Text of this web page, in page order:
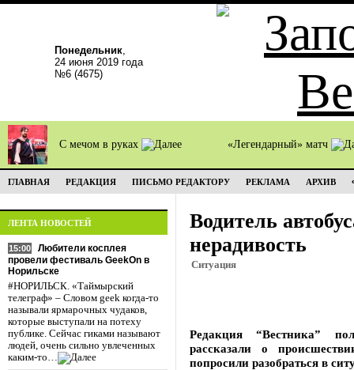
Понедельник,
24 июня 2019 года
№6 (4675)
С мечом в руках «Легендарный» матч
ГЛАВНАЯ РЕДАКЦИЯ ПИСЬМО РЕДАКТОРУ РЕКЛАМА АРХИВ
ЛЕНТА НОВОСТЕЙ
15:00
Любители косплея
провели фестиваль GeekOn в
Норильске
#НОРИЛЬСК. «Таймырский
телеграф» – Словом geek когда-то
называли ярмарочных чудаков,
которые выступали на потеху
публике. Сейчас гиками называют
людей, очень сильно увлеченных
каким-то…
Водитель
нерадивость
Ситуация
Редакция “Вестника”
рассказали о
попросили разобраться в